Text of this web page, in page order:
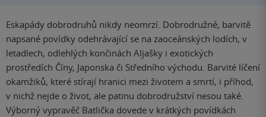
Eskapády dobrodruhů nikdy neomrzí. Dobrodružné, barvitě
napsané povídky odehrávající se na zaoceánských lodích, v
letadlech, odlehlých končinách Aljašky i exotických
prostředích Číny, Japonska či Středního východu. Barvité líčení
okamžiků, které stírají hranici mezi životem a smrtí, i příhod,
v nichž nejde o život, ale patinu dobrodružství nesou také.
Výborný vypravěč Batlička dovede v krátkých povídkách